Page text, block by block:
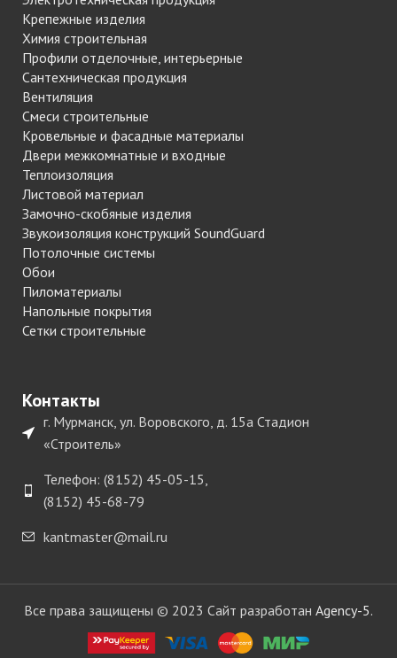
Крепежные изделия
Химия строительная
Профили отделочные, интерьерные
Сантехническая продукция
Вентиляция
Смеси строительные
Кровельные и фасадные материалы
Двери межкомнатные и входные
Теплоизоляция
Листовой материал
Замочно-скобяные изделия
Звукоизоляция конструкций SoundGuard
Потолочные системы
Обои
Пиломатериалы
Напольные покрытия
Сетки строительные
Контакты
г. Мурманск, ул. Воровского, д. 15а Стадион
«Строитель»
Телефон: (8152) 45-05-15,
(8152) 45-68-79
kantmaster@mail.ru
Все права защищены © 2023 Сайт разработан Agency-5.